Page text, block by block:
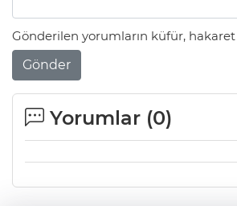
Gönderilen yorumların küfür,
Gönder
Yorumlar (0)